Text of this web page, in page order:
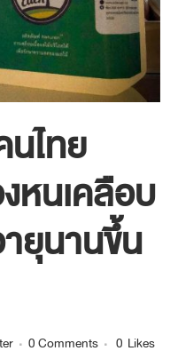
ไทย
นเคลือบ
ยุนานขึ้น
0 Comments 0 Likes